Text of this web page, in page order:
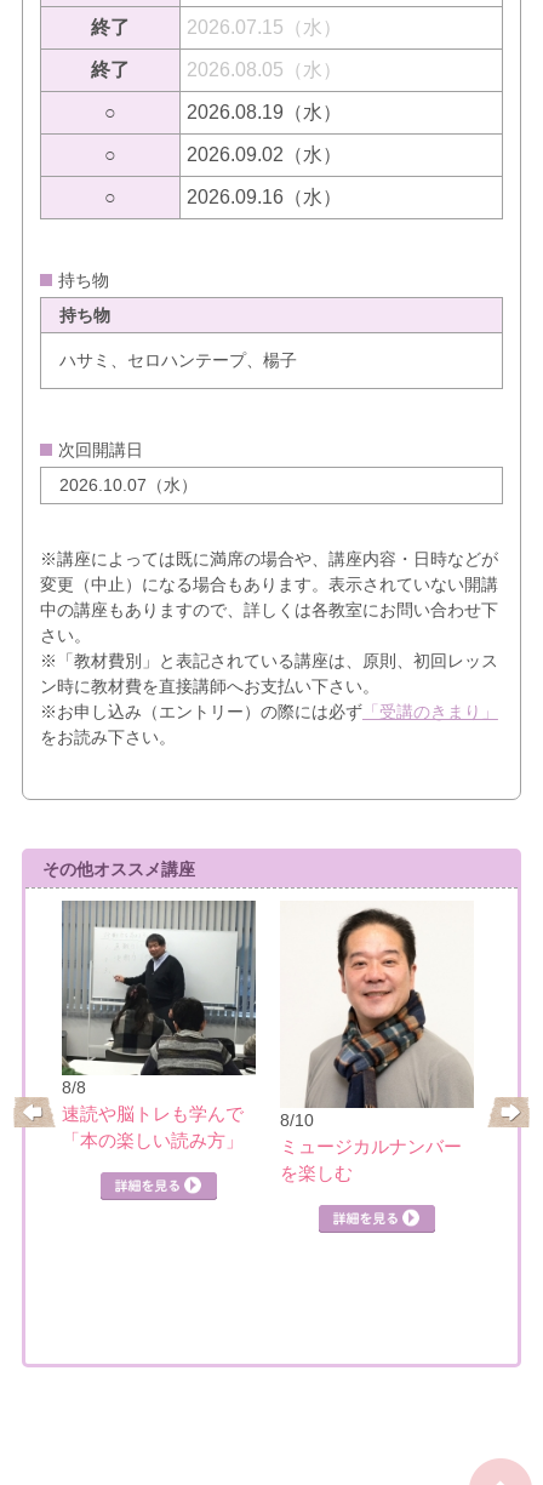
終了 2026.07.15（水）
終了 2026.08.05（水）
○ 2026.08.19（水）
○ 2026.09.02（水）
○ 2026.09.16（水）
持ち物
持ち物
ハサミ、セロハンテープ、楊子
次回開講日
2026.10.07（水）
※講座によっては既に満席の場合や、講座内容・日時などが
変更（中止）になる場合もあります。表示されていない開講
中の講座もありますので、詳しくは各教室にお問い合わせ下
さい。
※「教材費別」と表記されている講座は、原則、初回レッス
ン時に教材費を直接講師へお支払い下さい。
※お申し込み（エントリー）の際には必ず「受講のきまり」
をお読み下さい。
その他オススメ講座
ぐ
8/8
速読や脳トレも学んで
「本の楽しい読み方」
8/10
ミュージカルナンバー
を楽しむ
8/12
色の
詳細を見る
詳細を見る